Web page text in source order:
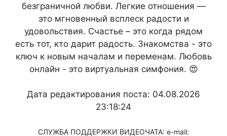
безграничной любви. Легкие отношения —
это мгновенный всплеск радости и
удовольствия. Счастье – это когда рядом
есть тот, кто дарит радость. Знакомства - это
ключ к новым началам и переменам. Любовь
онлайн - это виртуальная симфония. 😍
Дата редактирования поста: 04.08.2026
23:18:24
СЛУЖБА ПОДДЕРЖКИ ВИДЕОЧАТА: e-mail: